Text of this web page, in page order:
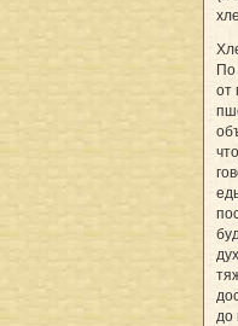
По
от
до